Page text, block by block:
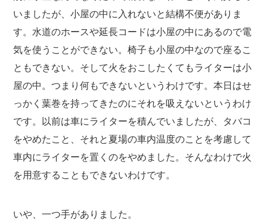
いましたが、小屋の中に入れないと結構不便がありま
す。水道のホースや延長コードは小屋の中にあるので電
気を使うことができない。椅子も小屋の中なので座るこ
ともできない。そして火をおこしたくてもライターは小
屋の中。つまり何もできないというわけです。本日はせ
っかく葉巻を持ってきたのにそれを吸えないというわけ
です。以前は車にライターを積んでいましたが、タバコ
をやめたこと、それと夏場の車内温度のことを考慮して
車内にライターを置くのをやめました。そんなわけで火
を用意することもできないわけです。
いや、一つ手がありました。